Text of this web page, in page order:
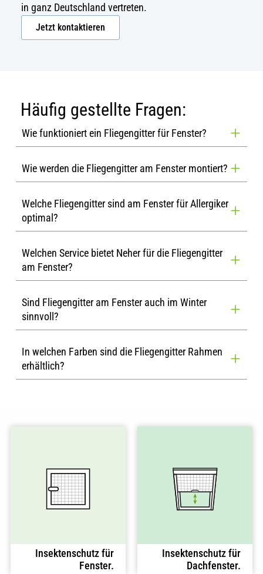
in ganz Deutschland vertreten.
Jetzt kontaktieren
Häufig gestellte Fragen:
Wie funktioniert ein Fliegengitter für Fenster?
Wie werden die Fliegengitter am Fenster montiert?
Welche Fliegengitter sind am Fenster für Allergiker
optimal?
Welchen Service bietet Neher für die Fliegengitter
am Fenster?
Sind Fliegengitter am Fenster auch im Winter
sinnvoll?
In welchen Farben sind die Fliegengitter Rahmen
erhältlich?
Insektenschutz für
Fenster.
Insektenschutz für
Dachfenster.